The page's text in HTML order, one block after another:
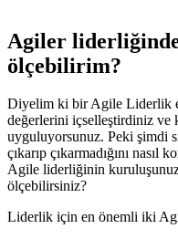
Agiler liderliğinde
ölçebilirim?
Diyelim ki bir Agile Liderlik
değerlerini içselleştirdiniz
uyguluyorsunuz. Peki şimdi
çıkarıp çıkarmadığını
Agile liderliğinin kuruluşunuz
ölçebilirsiniz?
Liderlik için en önemli iki